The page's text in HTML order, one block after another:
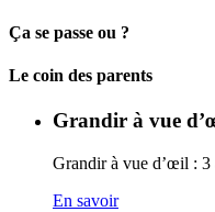
Ça se passe ou ?
Carto
Le coin des parents
Grandir à vue
Grandir à vue d’œil :
En savoir